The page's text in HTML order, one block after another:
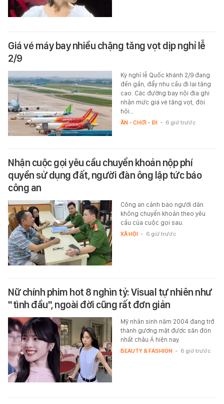
Giá vé máy bay nhiều chặng tăng vọt dịp nghỉ lễ
2/9
Kỳ nghỉ lễ Quốc khánh 2/9 đang
đến gần, đẩy nhu cầu đi lại tăng
cao. Các đường bay nội địa ghi
nhận mức giá vé tăng vọt, đòi
hỏi…
ĂN - CHƠI - ĐI - 6 giờ trước
Nhận cuộc gọi yêu cầu chuyển khoản nộp phí
quyền sử dụng đất, người đàn ông lập tức báo
công an
Công an cảnh báo người dân
không chuyển khoản theo yêu
cầu của cuộc gọi sau.
XÃ HỘI - 6 giờ trước
Nữ chính phim hot 8 nghìn tỷ: Visual tự nhiên như
"tình đầu", ngoài đời cũng rất đơn giản
Mỹ nhân sinh năm 2004 đang trở
thành gương mặt được săn đón
nhất châu Á hiện nay.
BEAUTY & FASHION - 6 giờ trước